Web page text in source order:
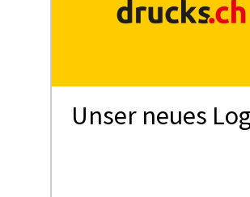
Unser neues